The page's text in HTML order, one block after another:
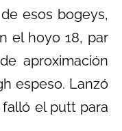
esos bogeys,
el hoyo 18, par
aproximación
espeso. Lanzó
el putt para